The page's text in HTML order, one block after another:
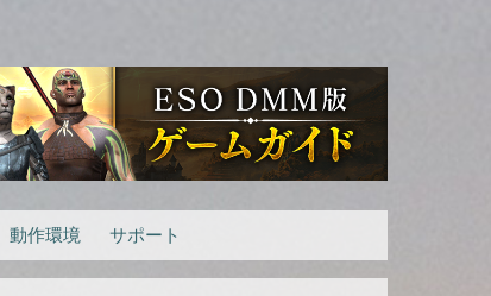
動作環境 サポート